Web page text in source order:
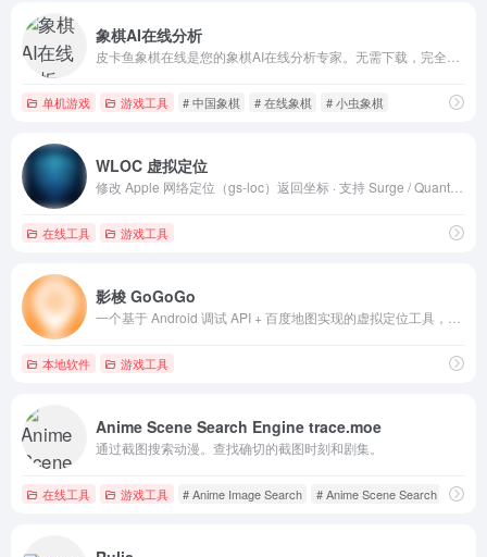
象棋AI在线分析
单机游戏 游戏工具 # 中国象棋 # 在线象棋 # 小虫象棋
WLOC 虚拟定位
在线工具 游戏工具
影梭 GoGoGo
本地软件 游戏工具
Anime Scene Search Engine trace.moe
通过截图搜索动漫。查找确切的截图时刻和剧集。
在线工具 游戏工具 # Anime Image Search # Anime Scene Search #